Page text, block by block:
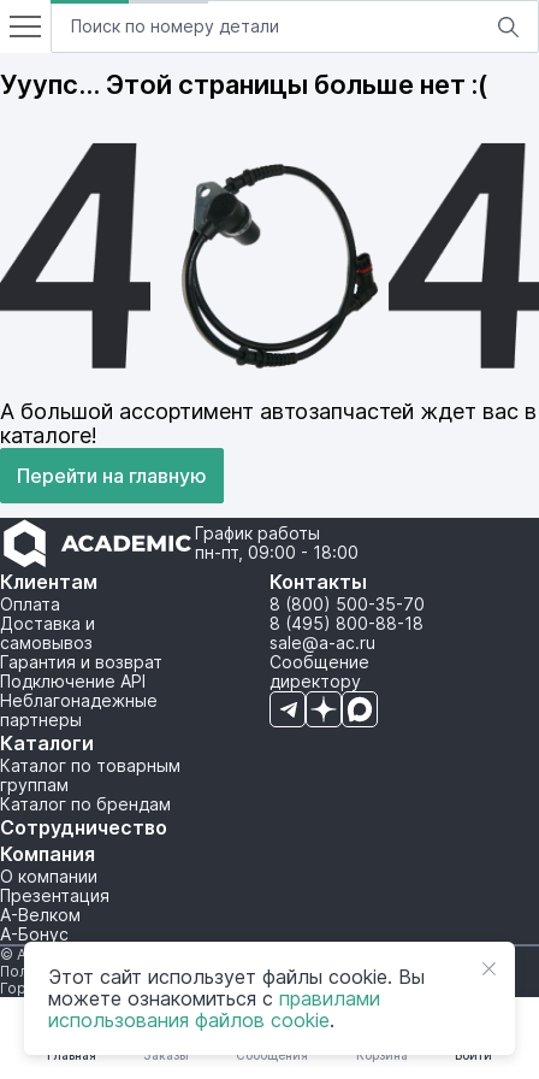
Главная Войти
Заказы Сообщения Корзина
Ууупс… Этой страницы больше нет :(
А большой ассортимент автозапчастей ждет вас в
каталоге!
Перейти на главную
График работы
пн-пт, 09:00 - 18:00
Клиентам
Оплата
Доставка и
самовывоз
Гарантия и возврат
Подключение API
Неблагонадежные
партнеры
Каталоги
Каталог по товарным
группам
Каталог по брендам
Сотрудничество
Компания
О компании
Презентация
А-Велком
А-Бонус
Контакты
8 (800) 500-35-70
8 (495) 800-88-18
sale@a-ac.ru
Сообщение
директору
© A-AC.RU 2015-2026. Все права защищены.
Политика обработки персональных данных
Горячая линия корпоративного регулирования и контроля
Этот сайт использует файлы cookie. Вы
можете ознакомиться с правилами
использования файлов cookie.